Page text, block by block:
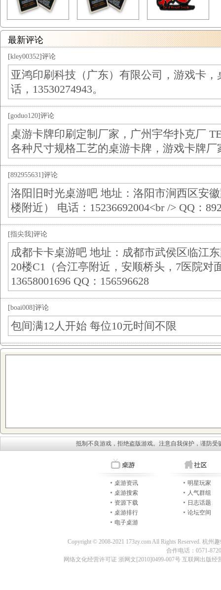
最新评论
[kley00352]评论
亚鸿印刷科技（广东）有限公司，游戏卡
话，13530274943。
[goduo120]评论
桌游卡牌印刷定制厂家，广州宇华扑克厂
各种尺寸规格工艺的桌游卡牌，游戏卡牌厂
[892955631]评论
洛阳旧时光桌游吧 地址：洛阳市涧西区安
楼附近） 电话：15236692004<br /> QQ：
[指尖我]评论
成都卡卡桌游吧 地址：成都市武侯区临江
20楼C1（合江亭附近，安顺桥头，7医院对
13658001696 QQ：156596628
[boai008]评论
包间满12人开始 每位10元时间不限
抵制不良游戏，拒绝盗版游戏。注意自我保护，谨防
桌游资讯
桌游搜索
资源下载
桌游排行
电子桌游
明星玩家
人气群组
日志话题
论坛空间
Copyright © 2008-2021 173zy.com All Rights Reserved. 杭
合作电话：0571-
网络文化经营许可证 浙网文[2010]0499-007号 互联网出版